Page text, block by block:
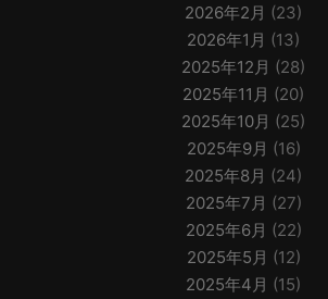
2026年2月 (23)
2026年1月 (13)
2025年12月 (28)
2025年11月 (20)
2025年10月 (25)
2025年9月 (16)
2025年8月 (24)
2025年7月 (27)
2025年6月 (22)
2025年5月 (12)
2025年4月 (15)